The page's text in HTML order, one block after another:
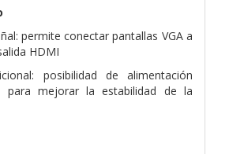
permite conectar pantallas VGA a
HDMI
posibilidad de alimentación
para mejorar la estabilidad de la